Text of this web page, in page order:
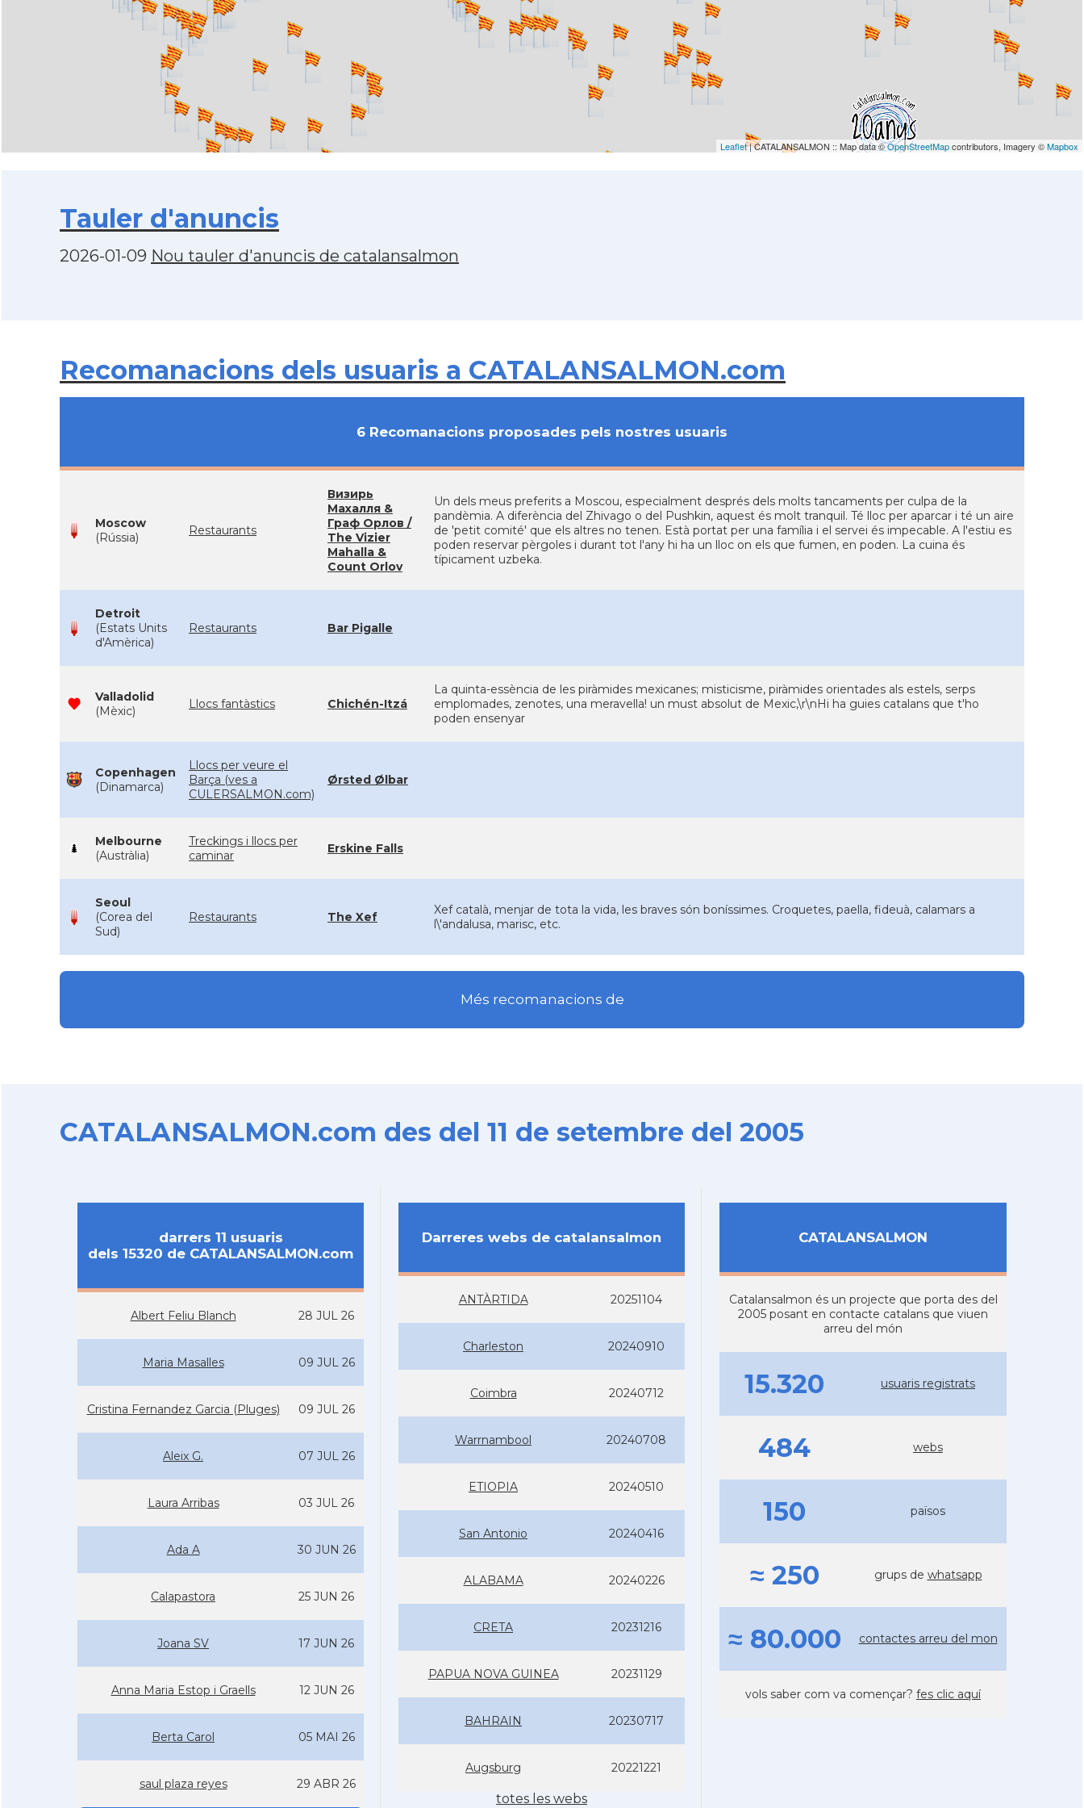
Leaflet| CATALANSALMON :: Map data ©OpenStreetMapcontributors, Imagery ©Mapbox
Tauler d'anuncis
2026-01-09 Nou tauler d'anuncis de catalansalmon
Recomanacions dels usuaris a CATALANSALMON.com
6 Recomanacions proposades pels nostres usuaris
Moscow
(Rússia)
Restaurants
Визирь
Махалля &
Граф Орлов /
The Vizier
Mahalla &
Count Orlov
Un dels meus preferits a Moscou, especialment després dels molts tancaments per culpa de la
pandèmia. A diferència del Zhivago o del Pushkin, aquest és molt tranquil. Té lloc per aparcar i té un aire
de 'petit comité' que els altres no tenen. Està portat per una família i el servei és impecable. A l'estiu es
poden reservar pèrgoles i durant tot l'any hi ha un lloc on els que fumen, en poden. La cuina és
típicament uzbeka.
Detroit
(Estats Units
d'Amèrica)
Restaurants Bar Pigalle
Valladolid
(Mèxic)
Llocs fantàstics Chichén-Itzá
La quinta-essència de les piràmides mexicanes; misticisme, piràmides orientades als estels, serps
emplomades, zenotes, una meravella! un must absolut de Mexic,\r\nHi ha guies catalans que t'ho
poden ensenyar
Copenhagen
(Dinamarca)
Llocs per veure el
Barça (ves a
CULERSALMON.com)
Ørsted Ølbar
Melbourne
(Austràlia)
Treckings i llocs per
caminar
Erskine Falls
Seoul
(Corea del
Sud)
Restaurants The Xef
Xef català, menjar de tota la vida, les braves són boníssimes. Croquetes, paella, fideuà, calamars a
l\'andalusa, marisc, etc.
Més recomanacions de
CATALANSALMON.com des del 11 de setembre del 2005
darrers 11 usuaris
dels 15320 de CATALANSALMON.com
Albert Feliu Blanch 28 JUL 26
Maria Masalles 09 JUL 26
Cristina Fernandez Garcia (Pluges) 09 JUL 26
Aleix G. 07 JUL 26
Laura Arribas 03 JUL 26
Ada A 30 JUN 26
Calapastora 25 JUN 26
Joana SV 17 JUN 26
Anna Maria Estop i Graells 12 JUN 26
Berta Carol 05 MAI 26
saul plaza reyes 29 ABR 26
Darreres webs de catalansalmon
ANTÀRTIDA 20251104
Charleston 20240910
Coimbra 20240712
Warrnambool 20240708
ETIOPIA 20240510
San Antonio 20240416
ALABAMA 20240226
CRETA 20231216
PAPUA NOVA GUINEA 20231129
BAHRAIN 20230717
Augsburg 20221221
totes les webs
CATALANSALMON
Catalansalmon és un projecte que porta des del
2005 posant en contacte catalans que viuen
arreu del món
15.320 usuaris registrats
484 webs
150 països
≈ 250 grups de whatsapp
≈ 80.000 contactes arreu del mon
vols saber com va començar? fes clic aquí